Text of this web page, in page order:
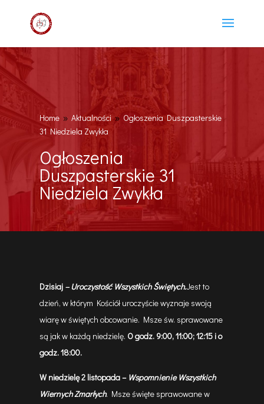
Home 9 Aktualności 9 Ogłoszenia Duszpasterskie
31 Niedziela Zwykła
Ogłoszenia
Duszpasterskie 31
Niedziela Zwykła
Dzisiaj – Uroczystość Wszystkich Świętych.Jest to
dzień, w którym Kościół uroczyście wyznaje swoją
wiarę w świętych obcowanie. Msze św. sprawowane
są jak w każdą niedzielę. O godz. 9:00, 11:00; 12:15 i o
godz. 18:00.
W niedzielę 2 listopada – Wspomnienie Wszystkich
Wiernych Zmarłych. Msze święte sprawowane w